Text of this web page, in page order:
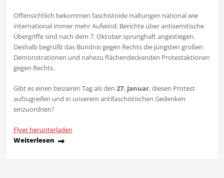
Offensichtlich bekommen faschistoide Hal­tungen national wie
inter­national immer mehr Aufwind. Berichte über antisemitische
Über­griffe sind nach dem 7. Oktober sprung­haft angestiegen.
Deshalb be­grüßt das Bünd­nis gegen Rechts die jüngsten großen
De­monstrationen und nahezu flächendeckend­en Protest­aktionen
gegen Rechts.
Gibt es ei­nen besseren Tag als den 27. Januar, diesen Protest
aufzu­greifen und in unserem antifas­chistischen Gedenken
einzuordnen?
Flyer herunterladen
Weiterlesen